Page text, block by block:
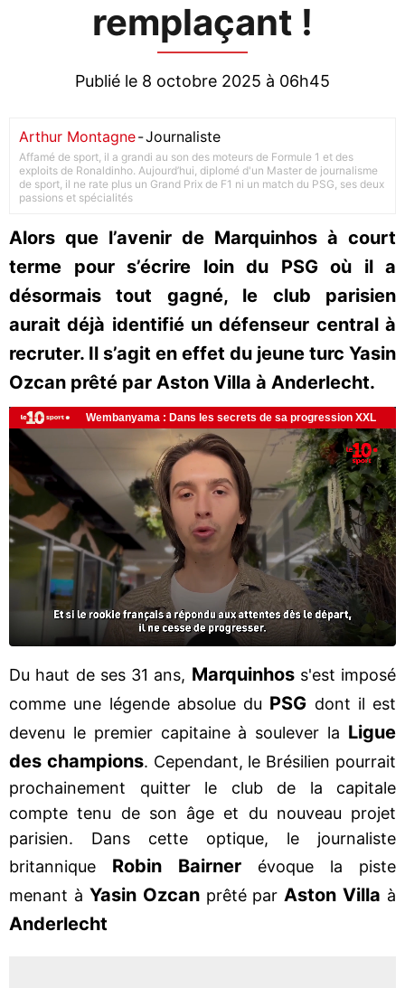
remplaçant !
Publié le 8 octobre 2025 à 06h45
Arthur Montagne-Journaliste
Affamé de sport, il a grandi au son des moteurs de Formule 1 et des
exploits de Ronaldinho. Aujourd’hui, diplomé d'un Master de journalisme
de sport, il ne rate plus un Grand Prix de F1 ni un match du PSG, ses deux
passions et spécialités
Alors que l’avenir de Marquinhos à court
terme pour s’écrire loin du PSG où il a
désormais tout gagné, le club parisien
aurait déjà identifié un défenseur central à
recruter. Il s’agit en effet du jeune turc Yasin
Ozcan prêté par Aston Villa à Anderlecht.
Du haut de ses 31 ans, Marquinhos s'est imposé
comme une légende absolue du PSG dont il est
devenu le premier capitaine à soulever la Ligue
des champions. Cependant, le Brésilien pourrait
prochainement quitter le club de la capitale
compte tenu de son âge et du nouveau projet
parisien. Dans cette optique, le journaliste
britannique Robin Bairner évoque la piste
menant à Yasin Ozcanprêté par Aston Villa à
Anderlecht